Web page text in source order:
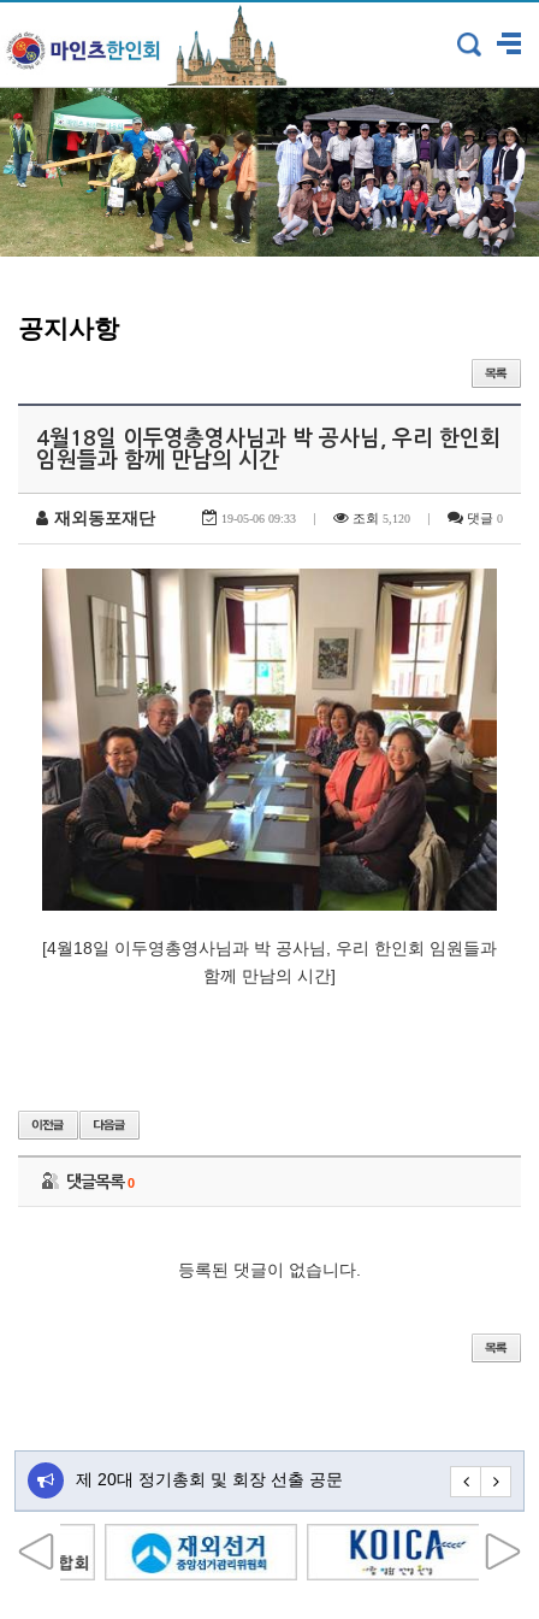
공지사항
4월18일 이두영총영사님과 박 공사님, 우리 한인회
임원들과 함께 만남의 시간
재외동포재단 19-05-06 09:33 조회 5,120 댓글 0
[4월18일 이두영총영사님과 박 공사님, 우리 한인회 임원들과
함께 만남의 시간]
댓글목록0
등록된 댓글이 없습니다.
제 20대 정기총회 및 회장 선출 공문 초대합니